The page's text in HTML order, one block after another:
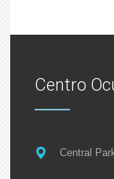
Centro
Central